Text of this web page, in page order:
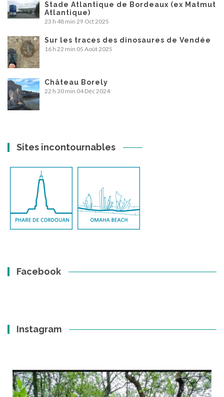
Stade Atlantique de Bordeaux (ex Matmut
Atlantique)
23 h 48 min 29 Oct 2025
Sur les traces des dinosaures de Vendée
16 h 22 min 05 Août 2025
Château Borely
22 h 30 min 04 Déc 2024
Sites incontournables
Facebook
Instagram